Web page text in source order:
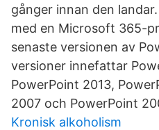
gånger innan den
med en Microsoft 365-
senaste versionen av
versioner innefattar
PowerPoint 2013,
2007 och PowerPoint
Kronisk alkoholism